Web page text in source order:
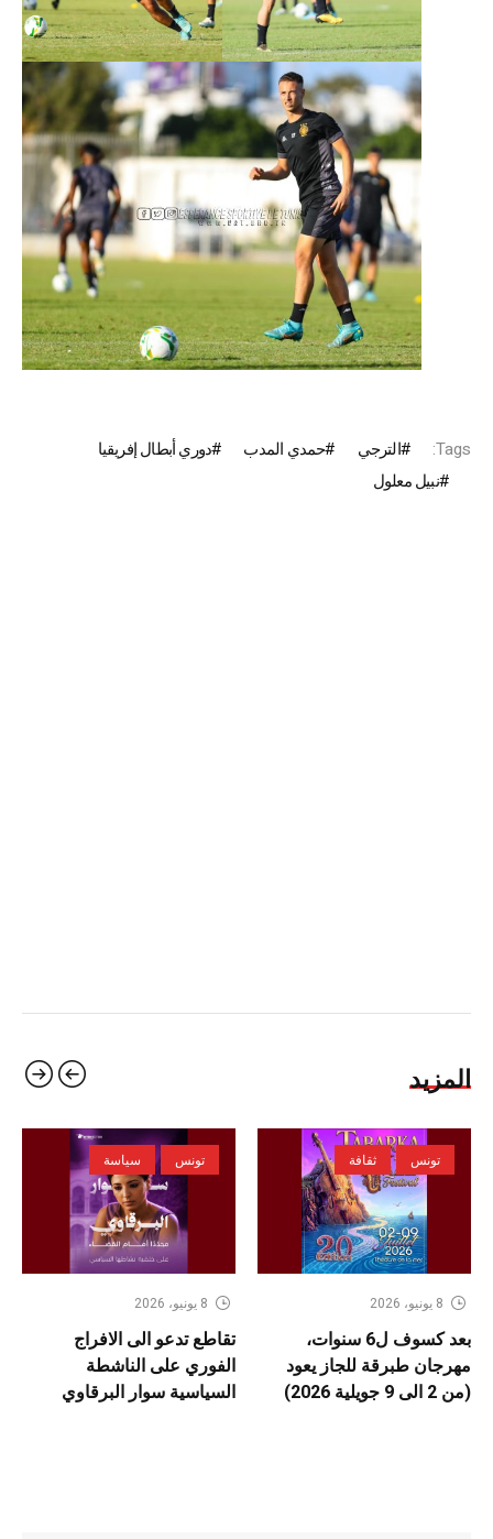
Tags: الترجي حمدي المدب
دوري أبطال إفريقيا
نبيل معلول
المزيد
تونس ثقافة
8 يونيو، 2026
بعد كسوف ل6 سنوات،
مهرجان طبرقة للجاز يعود
(من 2 الى 9 جويلية 2026)
تونس سياسة
8 يونيو، 2026
تقاطع تدعو الى الافراج
الفوري على الناشطة
السياسية سوار البرقاوي